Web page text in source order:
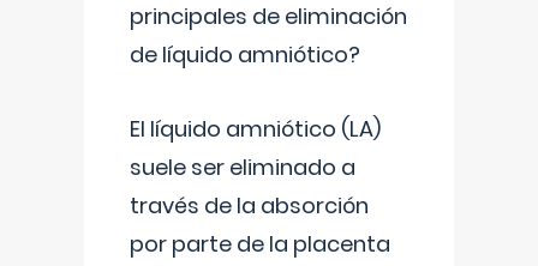
principales de eliminación
de líquido amniótico?
El líquido amniótico (LA)
suele ser eliminado a
través de la absorción
por parte de la placenta